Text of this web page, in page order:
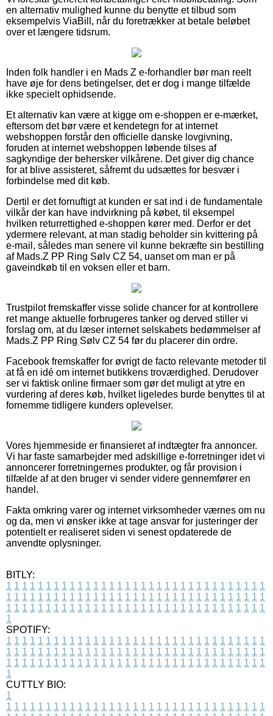
en alternativ mulighed kunne du benytte et tilbud som
eksempelvis ViaBill, når du foretrækker at betale beløbet
over et længere tidsrum.
Inden folk handler i en Mads Z e-forhandler bør man reelt
have øje for dens betingelser, det er dog i mange tilfælde
ikke specielt ophidsende.
Et alternativ kan være at kigge om e-shoppen er e-mærket,
eftersom det bør være et kendetegn for at internet
webshoppen forstår den officielle danske lovgivning,
foruden at internet webshoppen løbende tilses af
sagkyndige der behersker vilkårene. Det giver dig chance
for at blive assisteret, såfremt du udsættes for besvær i
forbindelse med dit køb.
Dertil er det fornuftigt at kunden er sat ind i de fundamentale
vilkår der kan have indvirkning på købet, til eksempel
hvilken returrettighed e-shoppen kører med. Derfor er det
ydermere relevant, at man stadig beholder sin kvittering på
e-mail, således man senere vil kunne bekræfte sin bestilling
af Mads.Z PP Ring Sølv CZ 54, uanset om man er på
gaveindkøb til en voksen eller et barn.
Trustpilot fremskaffer visse solide chancer for at kontrollere
ret mange aktuelle forbrugeres tanker og derved stiller vi
forslag om, at du læser internet selskabets bedømmelser af
Mads.Z PP Ring Sølv CZ 54 før du placerer din ordre.
Facebook fremskaffer for øvrigt de facto relevante metoder til
at få en idé om internet butikkens troværdighed. Derudover
ser vi faktisk online firmaer som gør det muligt at ytre en
vurdering af deres køb, hvilket ligeledes burde benyttes til at
fornemme tidligere kunders oplevelser.
Vores hjemmeside er finansieret af indtægter fra annoncer.
Vi har faste samarbejder med adskillige e-forretninger idet vi
annoncerer forretningernes produkter, og får provision i
tilfælde af at den bruger vi sender videre gennemfører en
handel.
Fakta omkring varer og internet virksomheder værnes om nu
og da, men vi ønsker ikke at tage ansvar for justeringer der
potentielt er realiseret siden vi senest opdaterede de
anvendte oplysninger.
BITLY:
1 1 1 1 1 1 1 1 1 1 1 1 1 1 1 1 1 1 1 1 1 1 1 1 1 1 1 1 1 1 1 1 1
1 1 1 1 1 1 1 1 1 1 1 1 1 1 1 1 1 1 1 1 1 1 1 1 1 1 1 1 1 1 1 1 1
1 1 1 1 1 1 1 1 1 1 1 1 1 1 1 1 1 1 1 1 1 1 1 1 1 1 1 1 1 1 1 1 1
1
SPOTIFY:
1 1 1 1 1 1 1 1 1 1 1 1 1 1 1 1 1 1 1 1 1 1 1 1 1 1 1 1 1 1 1 1 1
1 1 1 1 1 1 1 1 1 1 1 1 1 1 1 1 1 1 1 1 1 1 1 1 1 1 1 1 1 1 1 1 1
1 1 1 1 1 1 1 1 1 1 1 1 1 1 1 1 1 1 1 1 1 1 1 1 1 1 1 1 1 1 1 1 1
1
CUTTLY BIO:
1
1 1 1 1 1 1 1 1 1 1 1 1 1 1 1 1 1 1 1 1 1 1 1 1 1 1 1 1 1 1 1 1 1